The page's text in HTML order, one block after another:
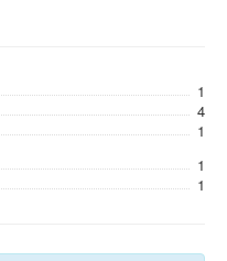
1
4
1
1
1